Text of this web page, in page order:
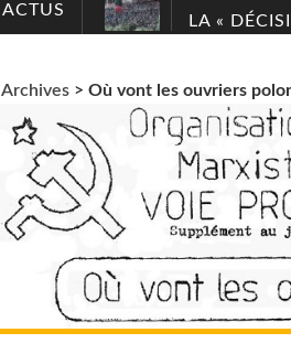
ACTUS
LA «
Archives> Où vont les ouvriers